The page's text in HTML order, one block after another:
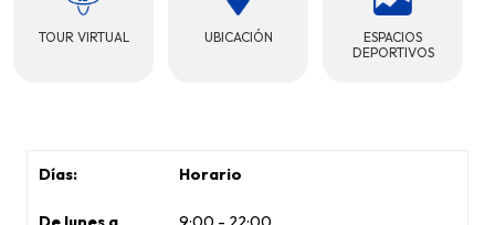
TOUR VIRTUAL UBICACIÓN
ESPACIOS
DEPORTIVOS
Horario